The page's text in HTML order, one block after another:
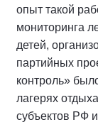
опыт такой
мониторинга
детей,
партийных
контроль»
лагерях
субъектов РФ